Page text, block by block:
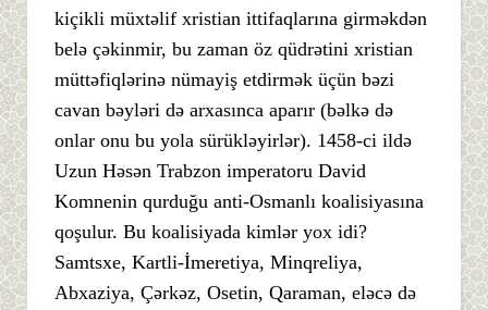
kiçikli müxtəlif xristian ittifaqlarına girməkdən
belə çəkinmir, bu zaman öz qüdrətini xristian
müttəfiqlərinə nümayiş etdirmək üçün bəzi
cavan bəyləri də arxasınca aparır (bəlkə də
onlar onu bu yola sürükləyirlər). 1458-ci ildə
Uzun Həsən Trabzon imperatoru David
Komnenin qurduğu anti-Osmanlı koalisiyasına
qoşulur. Bu koalisiyada kimlər yox idi?
Samtsxe, Kartli-İmeretiya, Minqreliya,
Abxaziya, Çərkəz, Osetin, Qaraman, eləcə də